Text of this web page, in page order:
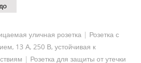
уличная розетка | Розетка с
13 А, 250 В, устойчивая к
| Розетка для защиты от утечки